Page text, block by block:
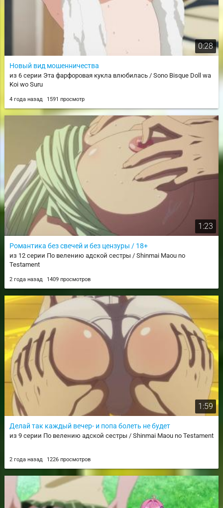
0:28
Новый вид мошенничества
из 6 серии Эта фарфоровая кукла влюбилась / Sono Bisque Doll wa
Koi wo Suru
4 года назад 1591 просмотр
1:23
Романтика без свечей и без цензуры / 18+
из 12 серии По велению адской сестры / Shinmai Maou no
Testament
2 года назад 1409 просмотров
1:59
Делай так каждый вечер- и попа болеть не будет
из 9 серии По велению адской сестры / Shinmai Maou no Testament
2 года назад 1226 просмотров